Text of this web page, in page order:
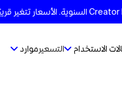
الاستخدام التسعيرموارد